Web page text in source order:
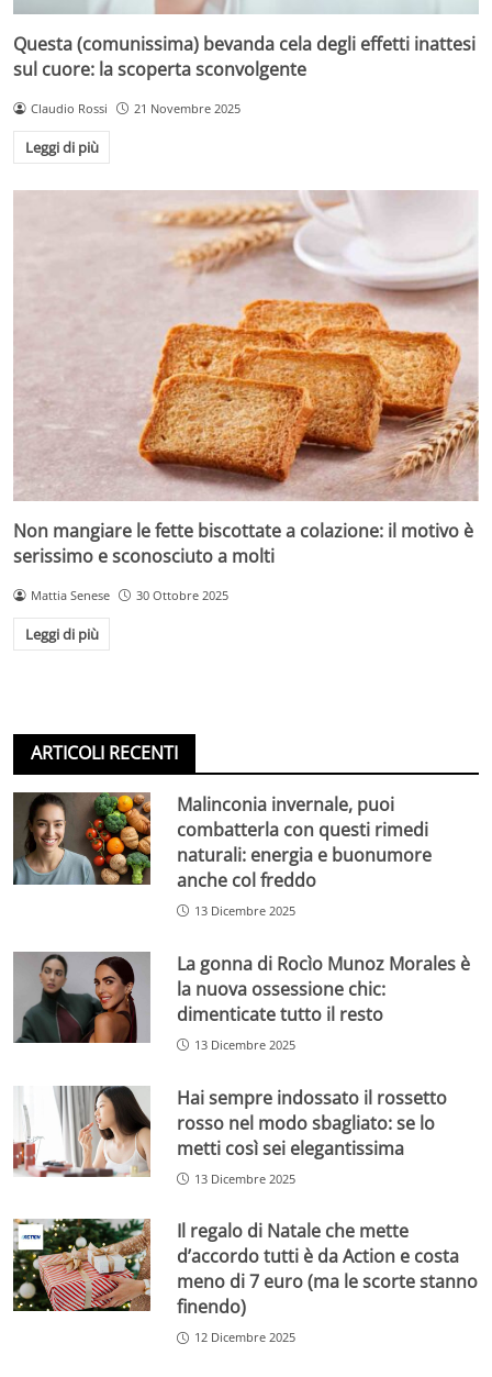
Questa (comunissima) bevanda cela degli effetti inattesi
sul cuore: la scoperta sconvolgente
Claudio Rossi 21 Novembre 2025
Leggi di più
Non mangiare le fette biscottate a colazione: il motivo è
serissimo e sconosciuto a molti
Mattia Senese 30 Ottobre 2025
Leggi di più
ARTICOLI RECENTI
Malinconia invernale, puoi
combatterla con questi rimedi
naturali: energia e buonumore
anche col freddo
13 Dicembre 2025
La gonna di Rocìo Munoz Morales è
la nuova ossessione chic:
dimenticate tutto il resto
13 Dicembre 2025
Hai sempre indossato il rossetto
rosso nel modo sbagliato: se lo
metti così sei elegantissima
13 Dicembre 2025
Il regalo di Natale che mette
d’accordo tutti è da Action e costa
meno di 7 euro (ma le scorte stanno
finendo)
12 Dicembre 2025